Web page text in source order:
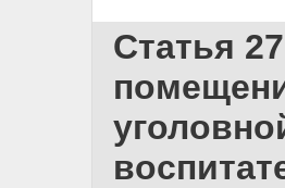
Статья